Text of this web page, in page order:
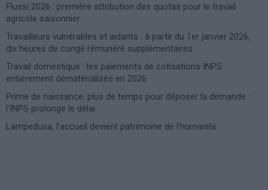
Flussi 2026 : première attribution des quotas pour le travail
agricole saisonnier
Travailleurs vulnérables et aidants : à partir du 1er janvier 2026,
dix heures de congé rémunéré supplémentaires
Travail domestique : les paiements de cotisations INPS
entièrement dématérialisés en 2026
Prime de naissance, plus de temps pour déposer la demande :
l’INPS prolonge le délai
Lampedusa, l’accueil devient patrimoine de l’humanité